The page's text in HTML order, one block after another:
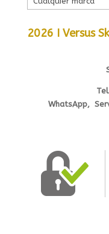
2026 I Versus
WhatsApp,